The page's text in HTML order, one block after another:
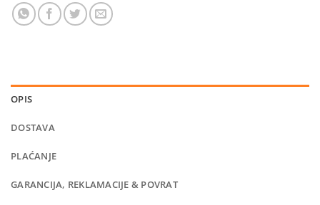
OPIS
DOSTAVA
PLAĆANJE
GARANCIJA, REKLAMACIJE & POVRAT